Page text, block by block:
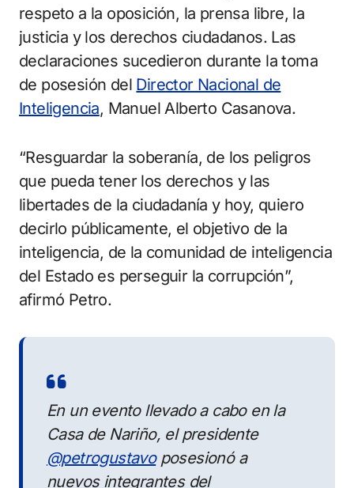
respeto a la oposición, la prensa libre, la
justicia y los derechos ciudadanos. Las
declaraciones sucedieron durante la toma
de posesión del Director Nacional de
Inteligencia, Manuel Alberto Casanova.
“Resguardar la soberanía, de los peligros
que pueda tener los derechos y las
libertades de la ciudadanía y hoy, quiero
decirlo públicamente, el objetivo de la
inteligencia, de la comunidad de inteligencia
del Estado es perseguir la corrupción”,
afirmó Petro.
En un evento llevado a cabo en la
Casa de Nariño, el presidente
@petrogustavoposesionó a
nuevos integrantes del